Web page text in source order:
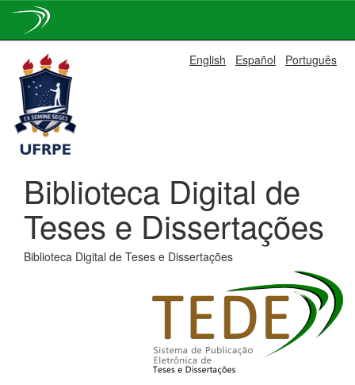
navigation
English Español Português
Biblioteca Digital de
Teses e Dissertações
Biblioteca Digital de Teses e Dissertações